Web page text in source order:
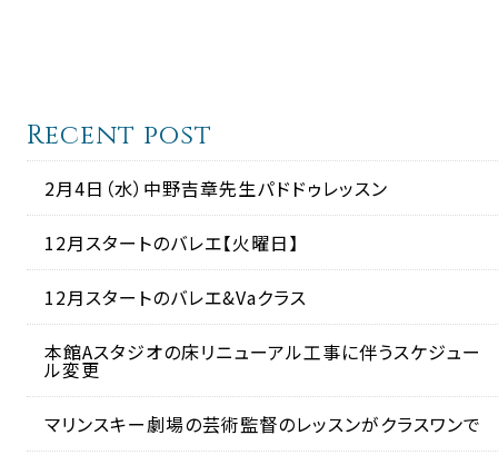
Recent post
2月4日（水）中野吉章先生パドドゥレッスン
12月スタートのバレエ【火曜日】
12月スタートのバレエ&Vaクラス
本館Aスタジオの床リニューアル工事に伴うスケジュー
ル変更
マリンスキー劇場の芸術監督のレッスンがクラスワンで